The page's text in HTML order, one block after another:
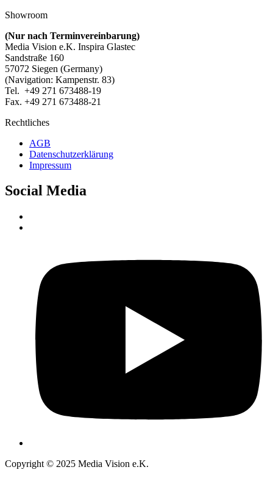
Showroom
(Nur nach Terminvereinbarung)
Media Vision e.K. Inspira Glastec
Sandstraße 160
57072 Siegen (Germany)
(Navigation: Kampenstr. 83)
Tel. +49 271 673488-19
Fax. +49 271 673488-21
Rechtliches
AGB
Datenschutzerklärung
Impressum
Social Media
Copyright © 2025 Media Vision e.K.